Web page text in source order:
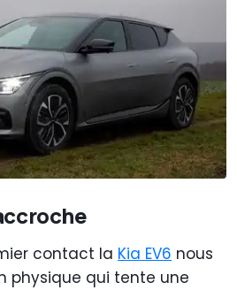
contact la Kia EV6 nous
physique qui tente une